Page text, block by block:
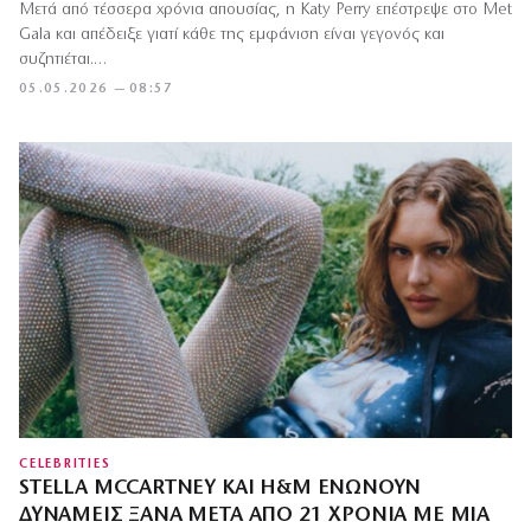
05.05.2026 — 08:57
Μετά από τέσσερα χρόνια απουσίας, η Katy Perry επέστρεψε στο Met
Gala και απέδειξε γιατί κάθε της εμφάνιση είναι γεγονός και
συζητιέται.…
CELEBRITIES
STELLA MCCARTNEY ΚΑΙ Η&M ΕΝΏΝΟΥΝ
ΔΥΝΆΜΕΙΣ ΞΑΝΆ ΜΕΤΆ ΑΠΌ 21 ΧΡΌΝΙΑ ΜΕ ΜΙΑ